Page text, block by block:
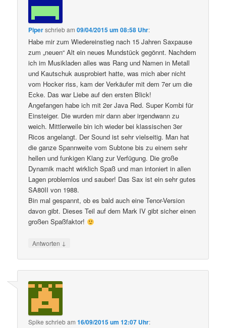
Piperschriebam09/04/2015 um 08:58 Uhr:
Habe mir zum Wiedereinstieg nach 15 Jahren Saxpause
zum „neuen“ Alt ein neues Mundstück gegönnt. Nachdem
ich im Musikladen alles was Rang und Namen in Metall
und Kautschuk ausprobiert hatte, was mich aber nicht
vom Hocker riss, kam der Verkäufer mit dem 7er um die
Ecke. Das war Liebe auf den ersten Blick!
Angefangen habe ich mit 2er Java Red. Super Kombi für
Einsteiger. Die wurden mir dann aber irgendwann zu
weich. Mittlerweile bin ich wieder bei klassischen 3er
Ricos angelangt. Der Sound ist sehr vielseitig. Man hat
die ganze Spannweite vom Subtone bis zu einem sehr
hellen und funkigen Klang zur Verfügung. Die große
Dynamik macht wirklich Spaß und man intoniert in allen
Lagen problemlos und sauber! Das Sax ist ein sehr gutes
SA80II von 1988.
Bin mal gespannt, ob es bald auch eine Tenor-Version
davon gibt. Dieses Teil auf dem Mark IV gibt sicher einen
großen Spaßfaktor!
Antworten ↓
Spike schriebam16/09/2015 um 12:07 Uhr: